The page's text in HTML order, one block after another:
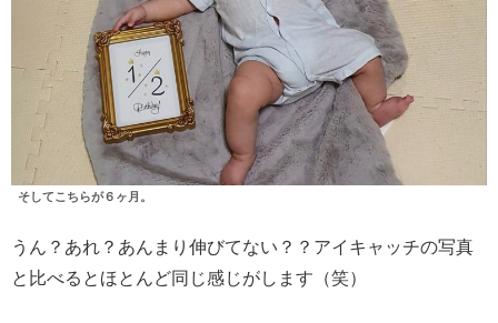
そしてこちらが６ヶ月。
うん？あれ？あんまり伸びてない？？アイキャッチの写真
と比べるとほとんど同じ感じがします（笑）